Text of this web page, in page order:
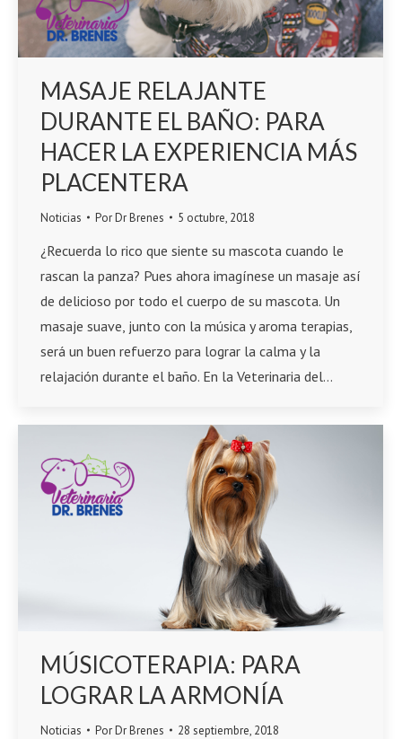
MASAJE RELAJANTE
DURANTE EL BAÑO: PARA
HACER LA EXPERIENCIA MÁS
PLACENTERA
Noticias PorDr Brenes 5 octubre, 2018
¿Recuerda lo rico que siente su mascota cuando le
rascan la panza? Pues ahora imagínese un masaje así
de delicioso por todo el cuerpo de su mascota. Un
masaje suave, junto con la música y aroma terapias,
será un buen refuerzo para lograr la calma y la
relajación durante el baño. En la Veterinaria del…
MÚSICOTERAPIA: PARA
LOGRAR LA ARMONÍA
Noticias PorDr Brenes 28 septiembre, 2018